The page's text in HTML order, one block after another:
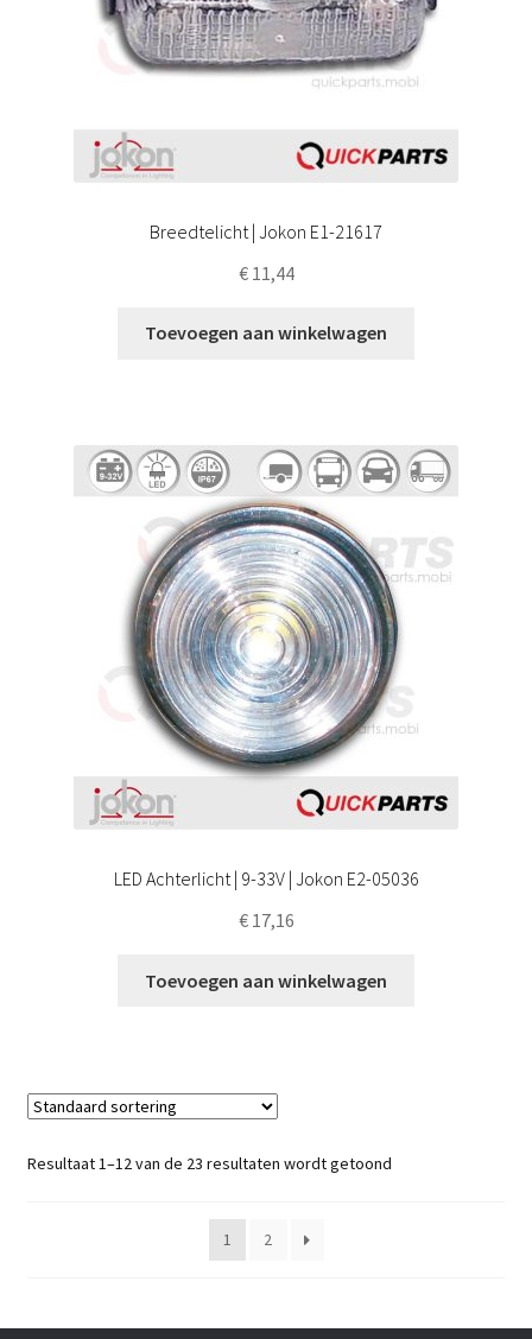
Breedtelicht | Jokon E1-21617
€11,44
Toevoegen aan winkelwagen
LED Achterlicht | 9-33V | Jokon E2-05036
€17,16
Toevoegen aan winkelwagen
Resultaat 1–12 van de 23 resultaten wordt getoond
1 2